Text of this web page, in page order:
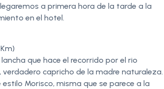
a primera hora de la tarde a la
en el hotel.
que hace el recorrido por el rio
capricho de la madre naturaleza.
Morisco, misma que se parece a la